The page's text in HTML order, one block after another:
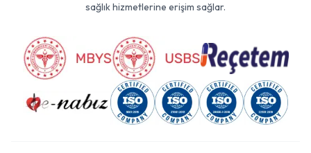
sağlık hizmetlerine erişim sağlar.